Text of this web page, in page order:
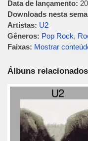
Data de lançamento:
Downloads nesta
Artistas: U2
Gêneros: Pop Rock,
Faixas: Mostrar
Álbuns